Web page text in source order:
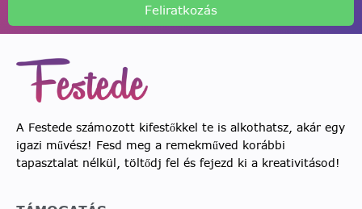
Feliratkozás
A Festede számozott kifestőkkel te is alkothatsz, akár egy
igazi művész! Fesd meg a remekműved korábbi
tapasztalat nélkül, töltődj fel és fejezd ki a kreativitásod!